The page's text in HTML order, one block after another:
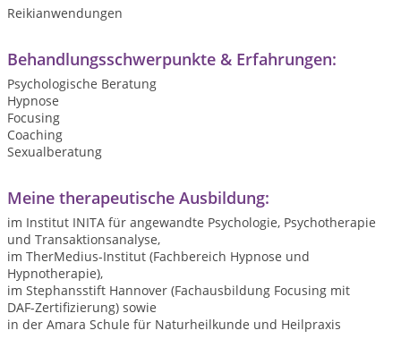
Reikianwendungen
Behandlungsschwerpunkte & Erfahrungen:
Psychologische Beratung
Hypnose
Focusing
Coaching
Sexualberatung
Meine therapeutische Ausbildung:
im Institut INITA für angewandte Psychologie, Psychotherapie
und Transaktionsanalyse,
im TherMedius-Institut (Fachbereich Hypnose und
Hypnotherapie),
im Stephansstift Hannover (Fachausbildung Focusing mit
DAF-Zertifizierung) sowie
in der Amara Schule für Naturheilkunde und Heilpraxis